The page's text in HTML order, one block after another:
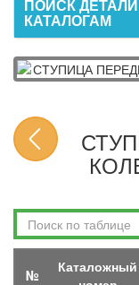
ПОИСК
КАТАЛОГАМ
№
Каталожный